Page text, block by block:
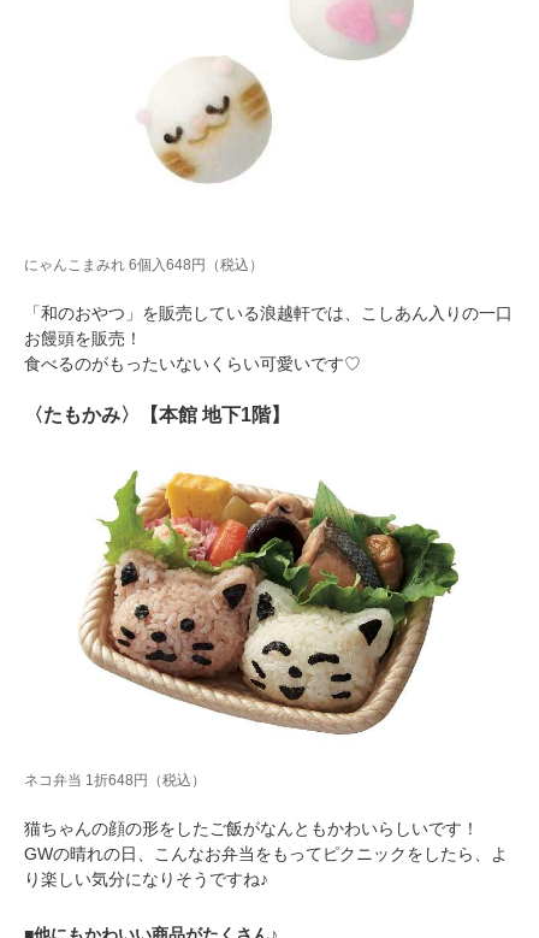
にゃんこまみれ 6個入648円（税込）
「和のおやつ」を販売している浪越軒では、こしあん入りの一口
お饅頭を販売！
食べるのがもったいないくらい可愛いです♡
〈たもかみ〉【本館 地下1階】
ネコ弁当 1折648円（税込）
猫ちゃんの顔の形をしたご飯がなんともかわいらしいです！
GWの晴れの日、こんなお弁当をもってピクニックをしたら、よ
り楽しい気分になりそうですね♪
■他にもかわいい商品がたくさん♪
PECOアプリをダウンロード済みの方